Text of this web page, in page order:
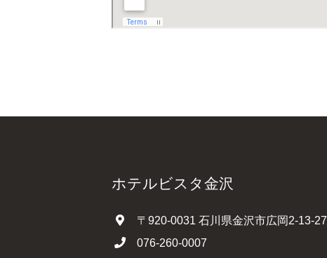
ホテルビスタ金沢
〒920-0031 石川県金沢市広岡2-13-27
076-260-0007